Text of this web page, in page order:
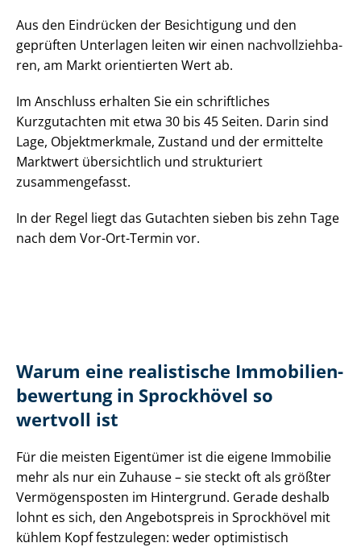
Aus den Eindrücken der Besichtigung und den
geprüften Unterlagen leiten wir einen nach­voll­zieh­ba­
ren, am Markt orientierten Wert ab.
Im Anschluss erhalten Sie ein schriftliches
Kurzgutachten mit etwa 30 bis 45 Seiten. Darin sind
Lage, Objektmerkmale, Zustand und der ermittelte
Marktwert übersichtlich und strukturiert
zusammengefasst.
In der Regel liegt das Gutachten sieben bis zehn Tage
nach dem Vor-Ort-Termin vor.
Warum eine realistische Im­mo­bi­li­en­
be­wer­tung in Sprockhövel so
wertvoll ist
Für die meisten Eigentümer ist die eigene Immobilie
mehr als nur ein Zuhause – sie steckt oft als größter
Vermögensposten im Hintergrund. Gerade deshalb
lohnt es sich, den Angebotspreis in Sprockhövel mit
kühlem Kopf festzulegen: weder optimistisch